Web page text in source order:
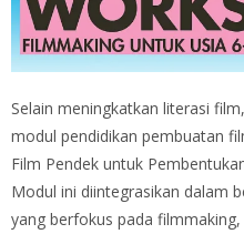
Selain meningkatkan literasi
modul pendidikan pembuatan
Film Pendek untuk
Modul ini diintegrasikan dalam
yang berfokus pada